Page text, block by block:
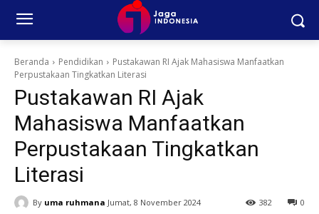
Beranda Pendidikan
Pustakawan RI Ajak Mahasiswa Manfaatkan
Perpustakaan Tingkatkan Literasi
Pustakawan RI Ajak
Mahasiswa Manfaatkan
Perpustakaan Tingkatkan
Literasi
By uma ruhmana Jumat, 8 November 2024 0
382